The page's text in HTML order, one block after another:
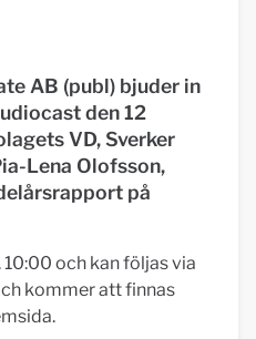
AB (publ) bjuder in
den 12
VD, Sverker
Lena Olofsson,
på
och kan följas via
kommer att finnas